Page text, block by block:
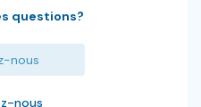
questions?
nous
nous